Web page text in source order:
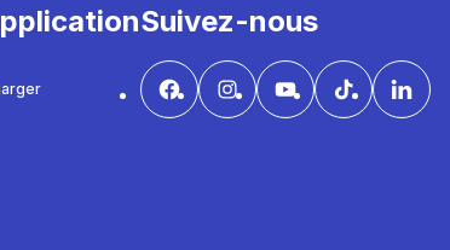
Suivez-nous